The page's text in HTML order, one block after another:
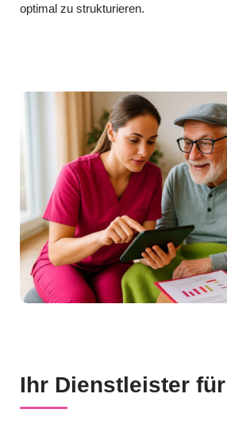
optimal zu strukturieren.
Ihr Dienstleister